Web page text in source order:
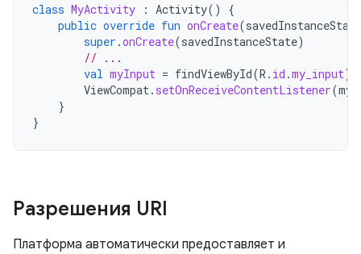
class MyActivity : Activity()
{
public override fun onCreate(savedInstanceState
super .onCreate(savedInstanceState)
// ...
val myInput = findViewById(R . id .my_input)
ViewCompat. setOnReceiveContentListener(
}
}
Разрешения URI
Платформа автоматически предоставляет и